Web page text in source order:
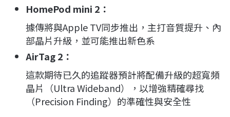
HomePod mini 2：
據傳將與Apple TV同步推出，主打音質提升、內
部晶片升級，並可能推出新色系
AirTag 2：
這款期待已久的追蹤器預計將配備升級的超寬頻
晶片（Ultra Wideband），以增強精確尋找
（Precision Finding）的準確性與安全性